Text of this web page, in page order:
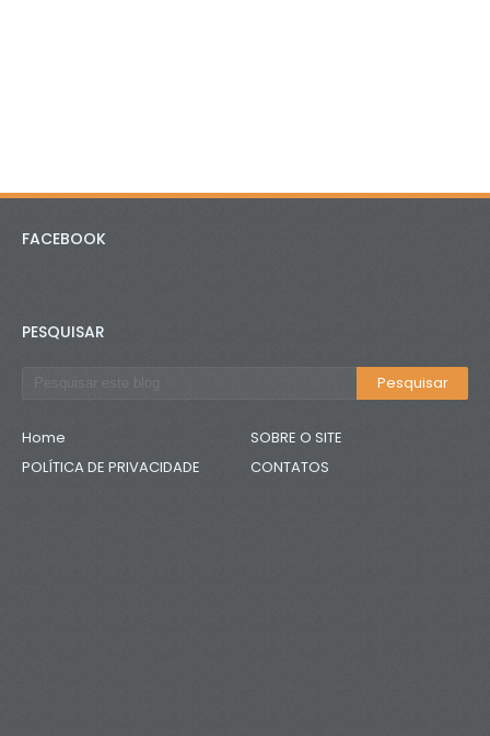
FACEBOOK
PESQUISAR
Home
SOBRE O SITE
POLÍTICA DE PRIVACIDADE
CONTATOS